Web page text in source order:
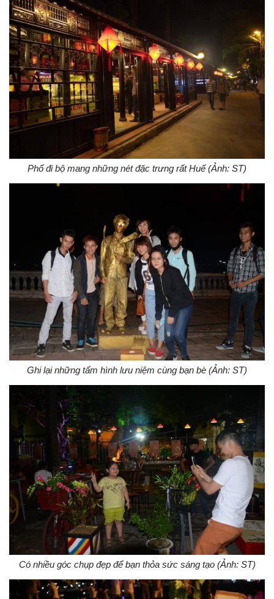
Phố đi bộ mang những nét đặc trưng rất Huế (Ảnh: ST)
Ghi lại những tấm hình lưu niệm cùng bạn bè (Ảnh: ST)
Có nhiều góc chụp đẹp để bạn thỏa sức sáng tạo (Ảnh: ST)